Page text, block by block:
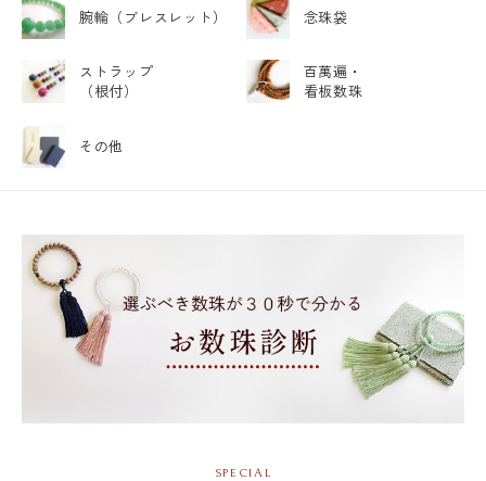
腕輪 （ブレスレット） 念珠袋
ストラップ
（根付）
百萬遍・
看板数珠
その他